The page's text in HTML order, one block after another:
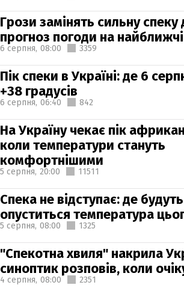
Грози замінять сильну спеку
прогноз погоди на найближчі
6 серпня, 08:00 3359
Пік спеки в Україні: де 6
+38 градусів
6 серпня, 06:40 842
На Україну чекає пік
коли температури стануть
комфортнішими
5 серпня, 20:00 11511
Спека не відступає: де
опуститься температура
5 серпня, 08:00 1325
"Спекотна хвиля" накрила
синоптик розповів, коли
4 серпня, 08:00 2351